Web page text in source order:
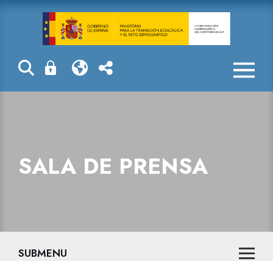
Sala de prensa
SALA DE PRENSA
SUBMENU